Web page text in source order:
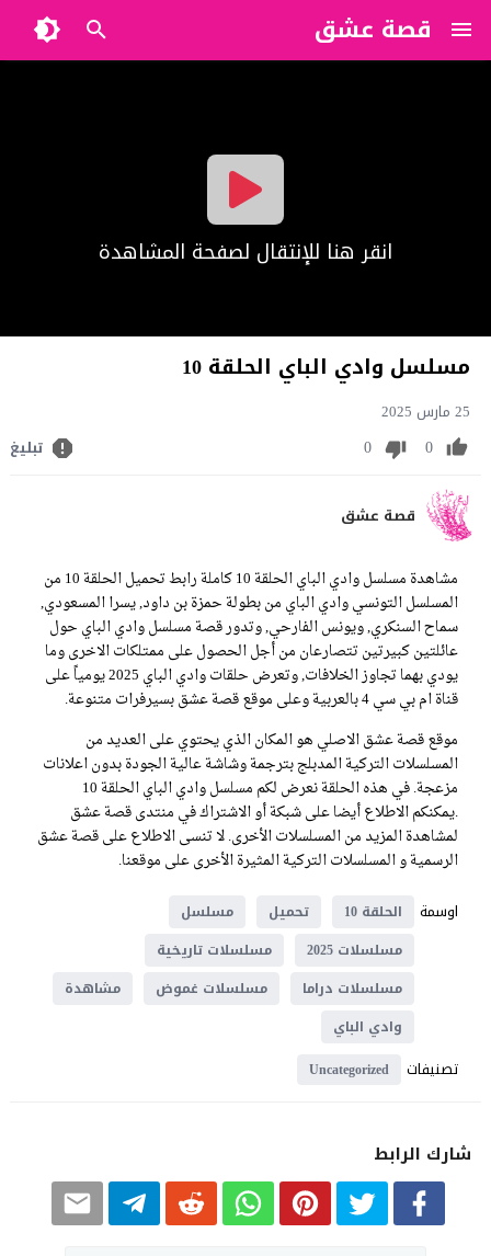
قصة عشق
?>
انقر هنا للإنتقال لصفحة المشاهدة
مسلسل وادي الباي الحلقة 10
25 مارس 2025
0
0 تبليغ
قصة عشق
مشاهدة مسلسل وادي الباي الحلقة 10 كاملة رابط تحميل الحلقة 10 من
المسلسل التونسي وادي الباي من بطولة حمزة بن داود, يسرا المسعودي,
سماح السنكري, ويونس الفارحي, وتدور قصة مسلسل وادي الباي حول
عائلتين كبيرتين تتصارعان من أجل الحصول على ممتلكات الاخرى وما
يودي بهما تجاوز الخلافات, وتعرض حلقات وادي الباي 2025 يومياً على
قناة ام بي سي 4 بالعربية وعلى موقع قصة عشق بسيرفرات متنوعة.
موقع قصة عشق الاصلي هو المكان الذي يحتوي على العديد من
المسلسلات التركية المدبلج بترجمة وشاشة عالية الجودة بدون اعلانات
مزعجة. في هذه الحلقة نعرض لكم مسلسل وادي الباي الحلقة 10
.يمكنكم الاطلاع أيضا على شبكة أو الاشتراك في منتدى قصة عشق
لمشاهدة المزيد من المسلسلات الأخرى. لا تنسى الاطلاع على قصة عشق
الرسمية و المسلسلات التركية المثيرة الأخرى على موقعنا.
اوسمة
الحلقة 10 تحميل
مسلسل
مسلسلات 2025
مسلسلات تاريخية
مسلسلات دراما
مسلسلات غموض
مشاهدة
وادي الباي
تصنيفات Uncategorized
شارك الرابط